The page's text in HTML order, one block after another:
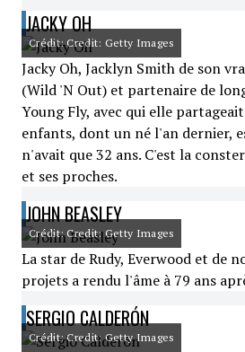
JACKY OH
Crédit: Credit: Getty Images
Jacky Oh, Jacklyn Smith de son
(Wild 'N Out) et partenaire de
Young Fly, avec qui elle
enfants, dont un né l'an dernier,
n'avait que 32 ans. C'est la
et ses proches.
JOHN BEASLEY
Crédit: Credit: Getty Images
La star de Rudy, Everwood et de
projets a rendu l'âme à 79 ans
SERGIO CALDERÓN
Crédit: Credit: Getty Images